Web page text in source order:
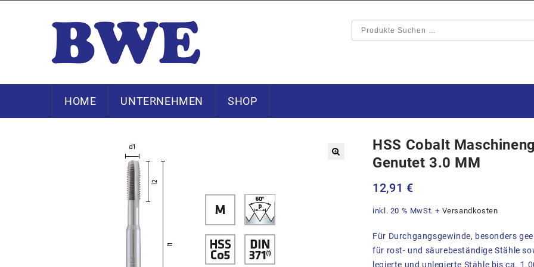
HOME UNTERNEHMEN SHOP
HSS Cobalt
Genutet 3.0 MM
12,91 €
inkl. 20 % MwSt. + Versandkosten
Für Durchgangsgewinde, besonders
für rost- und säurebeständige Stähle
legierte und unlegierte Stähle bis ca.